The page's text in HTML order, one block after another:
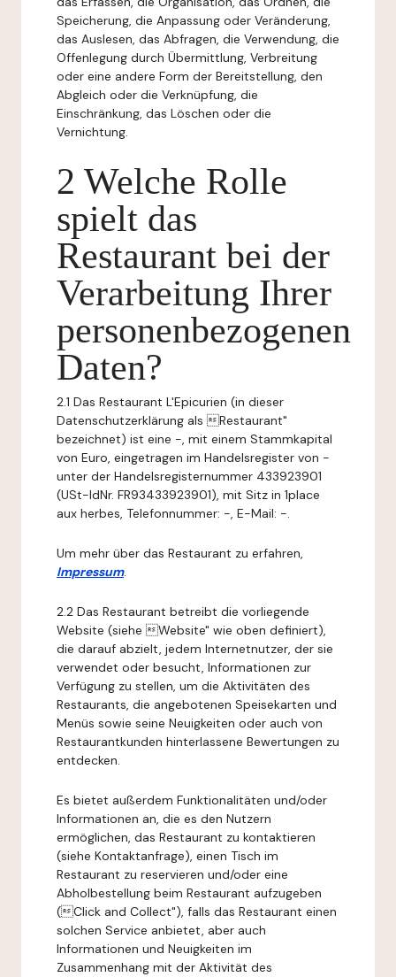
Speicherung, die Anpassung oder Veränderung,
das Auslesen, das Abfragen, die Verwendung, die
Offenlegung durch Übermittlung, Verbreitung
oder eine andere Form der Bereitstellung, den
Abgleich oder die Verknüpfung, die
Einschränkung, das Löschen oder die
Vernichtung.
2 Welche Rolle
spielt das
Restaurant bei der
Verarbeitung Ihrer
personenbezogenen
Daten?
2.1 Das Restaurant L'Epicurien (in dieser
Datenschutzerklärung als Restaurant"
bezeichnet) ist eine -, mit einem Stammkapital
von Euro, eingetragen im Handelsregister von -
unter der Handelsregisternummer 433923901
(USt-IdNr. FR93433923901), mit Sitz in 1place
aux herbes, Telefonnummer: -, E-Mail: -.
Um mehr über das Restaurant zu erfahren,
Impressum.
2.2 Das Restaurant betreibt die vorliegende
Website (siehe Website" wie oben definiert),
die darauf abzielt, jedem Internetnutzer, der sie
verwendet oder besucht, Informationen zur
Verfügung zu stellen, um die Aktivitäten des
Restaurants, die angebotenen Speisekarten und
Menüs sowie seine Neuigkeiten oder auch von
Restaurantkunden hinterlassene Bewertungen zu
entdecken.
Es bietet außerdem Funktionalitäten und/oder
Informationen an, die es den Nutzern
ermöglichen, das Restaurant zu kontaktieren
(siehe Kontaktanfrage), einen Tisch im
Restaurant zu reservieren und/oder eine
Abholbestellung beim Restaurant aufzugeben
(Click and Collect"), falls das Restaurant einen
solchen Service anbietet, aber auch
Informationen und Neuigkeiten im
Zusammenhang mit der Aktivität des